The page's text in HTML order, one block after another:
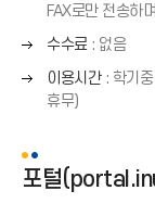
른
쪽
화
살
표
)
FAX로만 전송하
오
른
쪽
화
(
수수료: 없음
오
른
살
표
이용시간: 학기
휴무)
포털